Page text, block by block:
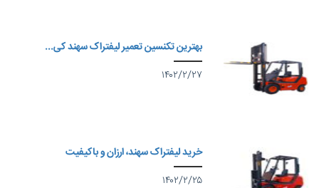
بهترین تکنسین تعمیر لیفتراک سهند کی...
۱۴۰۲/۲/۲۷
خرید لیفتراک سهند، ارزان و باکیفیت
۱۴۰۲/۲/۲۵